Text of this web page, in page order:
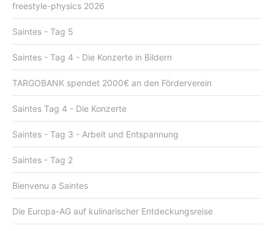
freestyle-physics 2026
Saintes - Tag 5
Saintes - Tag 4 - Die Konzerte in Bildern
TARGOBANK spendet 2000€ an den Förderverein
Saintes Tag 4 - Die Konzerte
Saintes - Tag 3 - Arbeit und Entspannung
Saintes - Tag 2
Bienvenu a Saintes
Die Europa-AG auf kulinarischer Entdeckungsreise